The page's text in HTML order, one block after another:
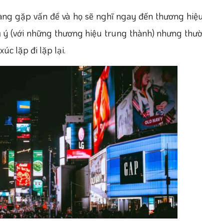
gặp vấn đề và họ sẽ nghĩ ngay đến thương
(với những thương hiệu trung thành) nhưng
lặp đi lặp lại.